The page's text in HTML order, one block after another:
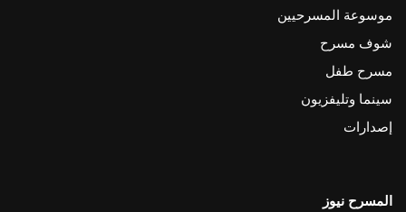
موسوعة المسرحيين
شوف مسرح
مسرح طفل
سينما وتليفزيون
إصدارات
المسرح نيوز